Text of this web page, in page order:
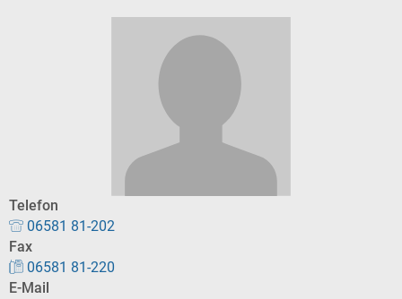
Telefon
06581 81-202
Fax
06581 81-220
E-Mail